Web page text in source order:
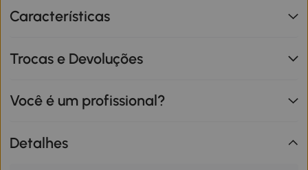
Características
Trocas e Devoluções
Você é um profissional?
Detalhes